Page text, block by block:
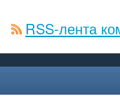
RSS-лента